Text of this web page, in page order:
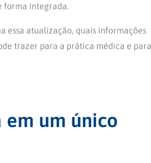
forma integrada.
essa atualização, quais informações
trazer para a prática médica e para
em um único